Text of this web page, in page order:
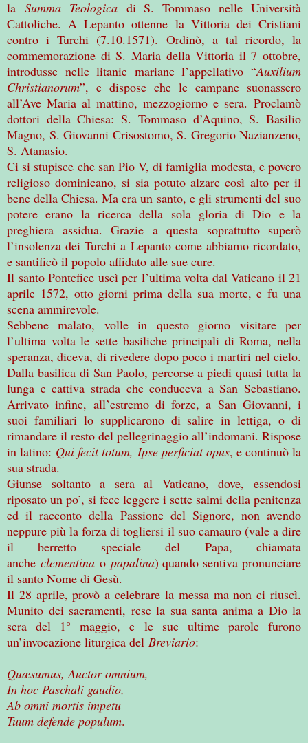
la Summa Teologica di S. Tommaso nelle Università
Cattoliche. A Lepanto ottenne la Vittoria dei Cristiani
contro i Turchi (7.10.1571). Ordinò, a tal ricordo, la
commemorazione di S. Maria della Vittoria il 7 ottobre,
introdusse nelle litanie mariane l’appellativo “Auxilium
Christianorum”, e dispose che le campane suonassero
all’Ave Maria al mattino, mezzogiorno e sera. Proclamò
dottori della Chiesa: S. Tommaso d’Aquino, S. Basilio
Magno, S. Giovanni Crisostomo, S. Gregorio Nazianzeno,
S. Atanasio.
Ci si stupisce che san Pio V, di famiglia modesta, e povero
religioso dominicano, si sia potuto alzare così alto per il
bene della Chiesa. Ma era un santo, e gli strumenti del suo
potere erano la ricerca della sola gloria di Dio e la
preghiera assidua. Grazie a questa soprattutto superò
l’insolenza dei Turchi a Lepanto come abbiamo ricordato,
e santificò il popolo affidato alle sue cure.
Il santo Pontefice uscì per l’ultima volta dal Vaticano il 21
aprile 1572, otto giorni prima della sua morte, e fu una
scena ammirevole.
Sebbene malato, volle in questo giorno visitare per
l’ultima volta le sette basiliche principali di Roma, nella
speranza, diceva, di rivedere dopo poco i martiri nel cielo.
Dalla basilica di San Paolo, percorse a piedi quasi tutta la
lunga e cattiva strada che conduceva a San Sebastiano.
Arrivato infine, all’estremo di forze, a San Giovanni, i
suoi familiari lo supplicarono di salire in lettiga, o di
rimandare il resto del pellegrinaggio all’indomani. Rispose
in latino: Qui fecit totum, Ipse perficiat opus, e continuò la
sua strada.
Giunse soltanto a sera al Vaticano, dove, essendosi
riposato un po’, si fece leggere i sette salmi della penitenza
ed il racconto della Passione del Signore, non avendo
neppure più la forza di togliersi il suo camauro (vale a dire
il berretto speciale del Papa, chiamata
anche clementinao papalina) quando sentiva pronunciare
il santo Nome di Gesù.
Il 28 aprile, provò a celebrare la messa ma non ci riuscì.
Munito dei sacramenti, rese la sua santa anima a Dio la
sera del 1° maggio, e le sue ultime parole furono
un’invocazione liturgica del Breviario:
Quæsumus, Auctor omnium,
In hoc Paschali gaudio,
Ab omni mortis impetu
Tuum defende populum.